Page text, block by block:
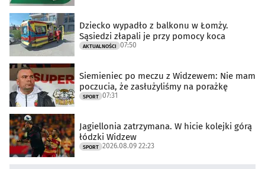
Dziecko wypadło z balkonu w Łomży.
Sąsiedzi złapali je przy pomocy koca
AKTUALNOŚCI 07:50
Siemieniec po meczu z Widzewem: Nie mam
poczucia, że zasłużyliśmy na porażkę
SPORT 07:31
Jagiellonia zatrzymana. W hicie kolejki górą
łódzki Widzew
SPORT 2026.08.09 22:23